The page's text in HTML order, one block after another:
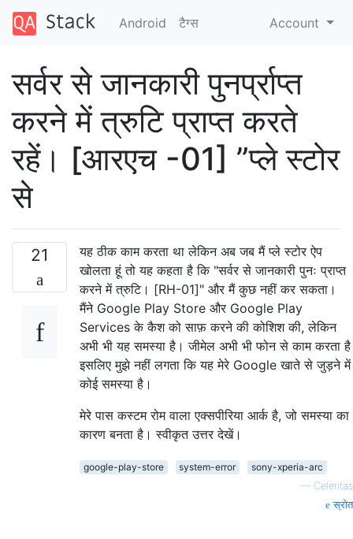
Android टैग्‍स Account
सर्वर से जानकारी पुनर्प्राप्त
करने में त्रुटि प्राप्त करते
रहें। [आरएच -01] ”प्ले स्टोर
से
21
यह ठीक काम करता था लेकिन अब जब मैं प्ले स्टोर ऐप
खोलता हूं तो यह कहता है कि "सर्वर से जानकारी पुनः प्राप्त
करने में त्रुटि। [RH-01]" और मैं कुछ नहीं कर सकता।
मैंने Google Play Store और Google Play
Services के कैश को साफ़ करने की कोशिश की, लेकिन
अभी भी यह समस्या है। जीमेल अभी भी फोन से काम करता है
इसलिए मुझे नहीं लगता कि यह मेरे Google खाते से जुड़ने में
कोई समस्या है।
मेरे पास कस्टम रोम वाला एक्सपीरिया आर्क है, जो समस्या का
कारण बनता है। स्वीकृत उत्तर देखें।
google-play-store system-error
sony-xperia-arc
— Celeritas
स्रोत